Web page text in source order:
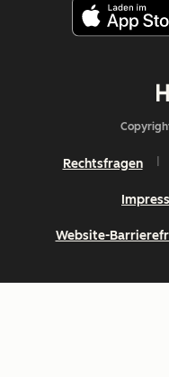
Rechtsfragen
Website-